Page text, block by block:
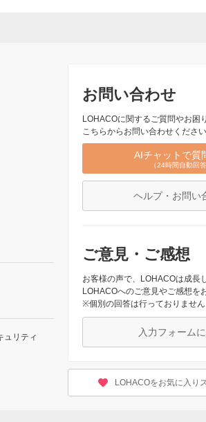
お問い合わせ
LOHACOに関するご質問やお困
こちらからお問い合わせください
AIチャットで質
（24時間自動回答
ヘルプ・お問い
ご意見・ご感想
お客様の声で、LOHACOは成長
LOHACOへのご意見やご感想を
※個別の回答は行っておりません
入力フォーム
LOHACOをお気に入り
ュリティ